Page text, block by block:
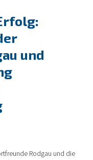
und
Rodgau und die